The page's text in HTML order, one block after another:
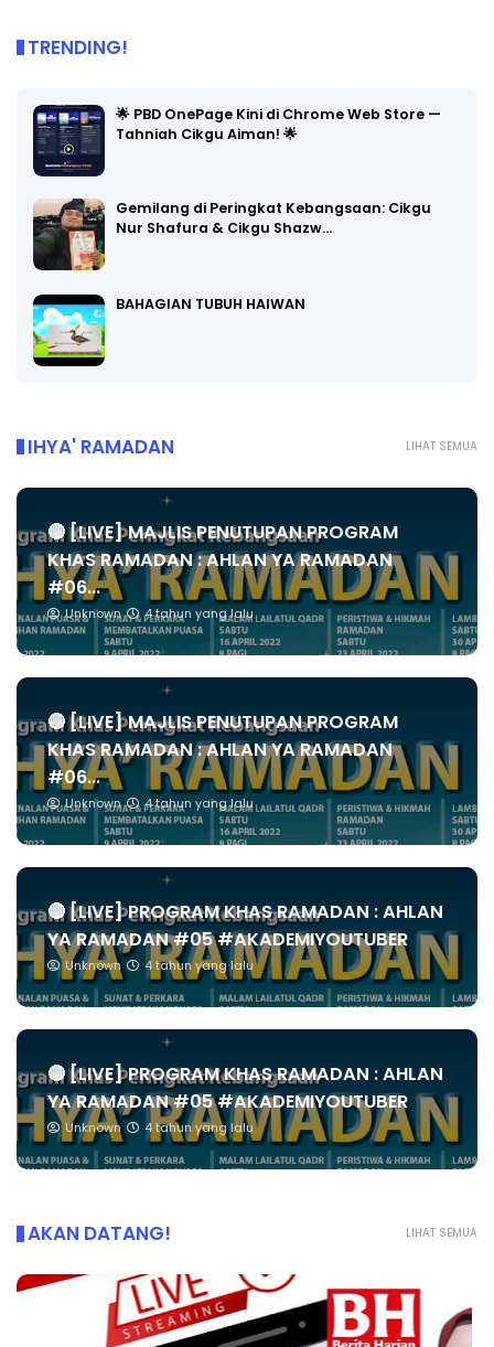
TRENDING!
🌟 PBD OnePage Kini di Chrome Web Store —
Tahniah Cikgu Aiman! 🌟
Gemilang di Peringkat Kebangsaan: Cikgu
Nur Shafura & Cikgu Shazw…
BAHAGIAN TUBUH HAIWAN
LIHAT SEMUA
IHYA' RAMADAN
🔴 [LIVE] MAJLIS PENUTUPAN PROGRAM
KHAS RAMADAN : AHLAN YA RAMADAN
#06...
Unknown 4 tahun yang lalu
🔴 [LIVE] MAJLIS PENUTUPAN PROGRAM
KHAS RAMADAN : AHLAN YA RAMADAN
#06...
Unknown 4 tahun yang lalu
🔴 [LIVE] PROGRAM KHAS RAMADAN : AHLAN
YA RAMADAN #05 #AKADEMIYOUTUBER
Unknown 4 tahun yang lalu
🔴 [LIVE] PROGRAM KHAS RAMADAN : AHLAN
YA RAMADAN #05 #AKADEMIYOUTUBER
Unknown 4 tahun yang lalu
LIHAT SEMUA
AKAN DATANG!